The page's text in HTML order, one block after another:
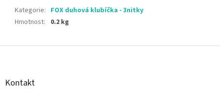
Kategorie: FOX duhová klubíčka - 3nitky
Hmotnost: 0.2 kg
Z
Kontakt